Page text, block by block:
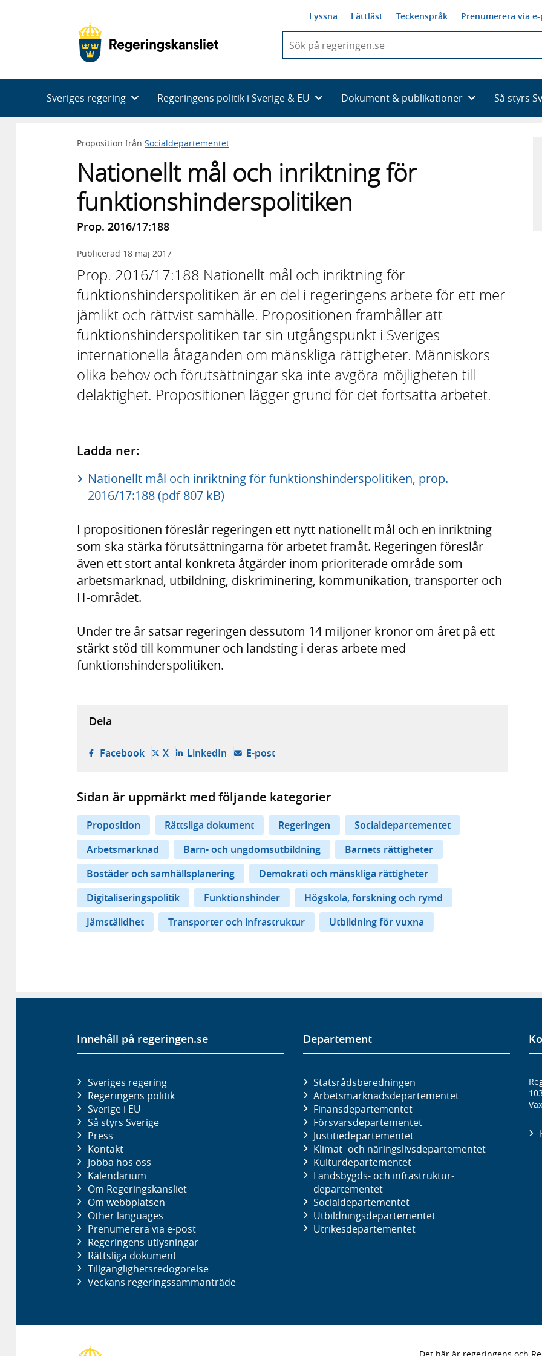
Lyssna Lättläst Teckenspråk Prenumerera via
du
skriva
framträder
en
Sveriges regering Regeringens politik i Sverige & EU Dokument & publikationer Så styrs
Proposition från Socialdepartementet
Nationellt mål och inriktning för
funktionshinderspolitiken
Prop. 2016/17:188
Publicerad 18 maj 2017
Prop. 2016/17:188 Nationellt mål och inriktning för
funktionshinderspolitiken är en del i regeringens arbete för ett mer
jämlikt och rättvist samhälle. Propositionen framhåller att
funktionshinderspolitiken tar sin utgångspunkt i Sveriges
internationella åtaganden om mänskliga rättigheter. Människors
olika behov och förutsättningar ska inte avgöra möjligheten till
delaktighet. Propositionen lägger grund för det fortsatta arbetet.
Ladda ner:
Nationellt mål och inriktning för funktionshinderspolitiken, prop.
2016/17:188 (pdf 807 kB)
I propositionen föreslår regeringen ett nytt nationellt mål och en inriktning
som ska stärka förutsättningarna för arbetet framåt. Regeringen föreslår
även ett stort antal konkreta åtgärder inom prioriterade område som
arbetsmarknad, utbildning, diskriminering, kommunikation, transporter och
IT-området.
Under tre år satsar regeringen dessutom 14 miljoner kronor om året på ett
stärkt stöd till kommuner och landsting i deras arbete med
funktionshinderspolitiken.
Dela
Facebook- öppnas i ny flik, extern webbplats,
X- öppnas i ny flik, extern webbplats,
LinkedIn- öppnas i ny flik, extern webbplats,
E-post- öppnar din e-postklient,
Sidan är uppmärkt med följande kategorier
Proposition Rättsliga dokument Regeringen
Socialdepartementet
Arbetsmarknad
Barn- och ungdomsutbildning
Barnets rättigheter
Bostäder och samhällsplanering
Demokrati och mänskliga rättigheter
Digitaliseringspolitik
Funktionshinder
Högskola, forskning och rymd
Jämställdhet
Transporter och infrastruktur Utbildning för vuxna
Innehåll på regeringen.se
Sveriges regering
Regeringens politik
Sverige i EU
Så styrs Sverige
Press
Kontakt
Jobba hos oss
Kalendarium
Om Regeringskansliet
Om webbplatsen
Other languages
Prenumerera via e-post
Regeringens utlysningar
Rättsliga dokument
Tillgänglighetsredogörelse
Veckans regeringssammanträde
Departement
Statsrådsberedningen
Arbetsmarknads­departementet
Finans­departementet
Försvars­departementet
Justitie­departementet
Klimat- och näringslivs­departementet
Kultur­departementet
Landsbygds- och infrastruktur­
departementet
Social­departementet
Utbildnings­departementet
Utrikes­departementet